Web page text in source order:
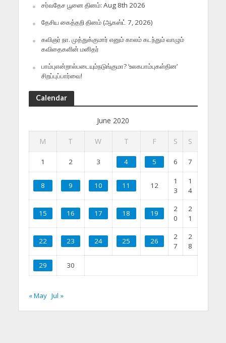
சர்வதேச பூனை தினம்: Aug 8th 2026
தேசிய கைத்தறி தினம் (ஆகஸ்ட் 7, 2026)
கவிஞர் நா. முத்துக்குமார் எனும் காலம் கடந்தும் வாழும்
கவிதைகளின் மனிதர்
பாம்புஎன்றால்படையும்நடுங்குமா? ‘உலகபாம்புகள்தின’
சிறப்புப்பார்வை!
Calendar
June 2020
M T W T F S S
1 2 3 4 5 6 7
8 9 10 11 12
1
3
1
4
15 16 17 18 19
2
0
2
1
22 23 24 25 26
2
7
2
8
29 30
« May Jul »